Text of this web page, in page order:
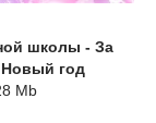
школы - За
Новый год
Mb